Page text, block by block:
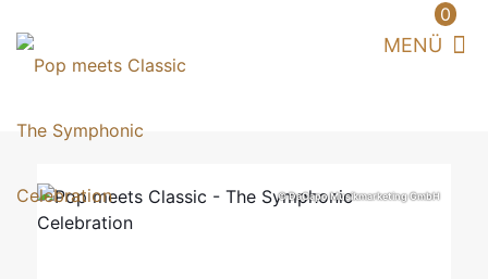
0
© DaCapo Musikmarketing GmbH